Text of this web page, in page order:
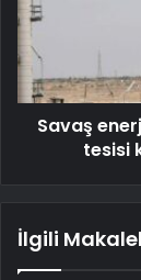
Savaş
tesisi
İlgili